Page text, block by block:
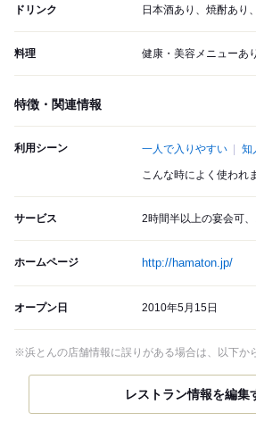
ドリンク 日本酒あり、焼酎あり
料理 健康・美容メニューあり
特徴・関連情報
利用シーン 一人で入りやすい 知
こんな時によく使われ
サービス 2時間半以上の宴会可
ホームページ http://hamaton.jp/
オープン日 2010年5月15日
※浜とんの店舗情報に誤りがある場合は、以下か
レストラン情報を編集